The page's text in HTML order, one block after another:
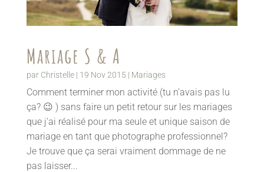
Mariage S & A
par Christelle| 19 Nov 2015 | Mariages
Comment terminer mon activité (tu n’avais pas lu
ça? 😉 ) sans faire un petit retour sur les mariages
que j’ai réalisé pour ma seule et unique saison de
mariage en tant que photographe professionnel?
Je trouve que ça serai vraiment dommage de ne
pas laisser...